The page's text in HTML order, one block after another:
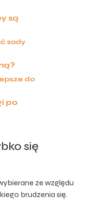
są
sody
do
po
się
ze względu
brudzenia się.